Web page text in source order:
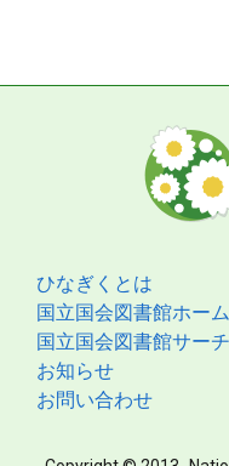
ひなぎくとは
国立国会図書館ホー
国立国会図書館サーチ
お知らせ
お問い合わせ